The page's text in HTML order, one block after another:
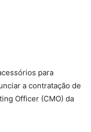
para
a contratação de
Officer (CMO) da